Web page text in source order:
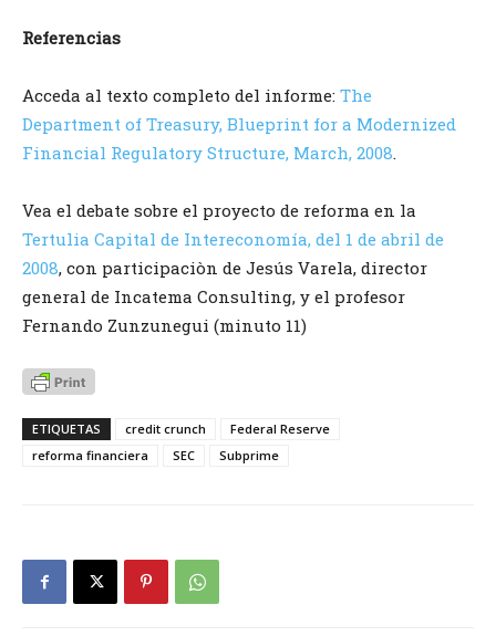
Referencias
Acceda al texto completo del informe: The
Department of Treasury, Blueprint for a Modernized
Financial Regulatory Structure, March, 2008.
Vea el debate sobre el proyecto de reforma en la
Tertulia Capital de Intereconomía, del 1 de abril de
2008, con participaciòn de Jesús Varela, director
general de Incatema Consulting, y el profesor
Fernando Zunzunegui (minuto 11)
ETIQUETAS credit crunch
Federal Reserve
reforma financiera
SEC Subprime